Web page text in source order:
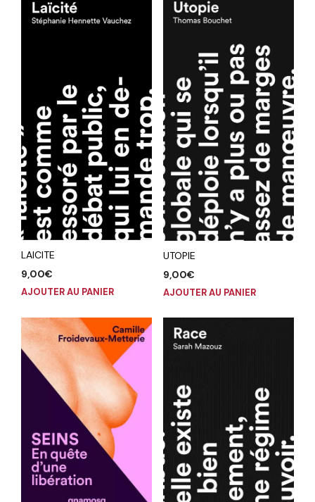
LAICITE
9,00€
AJOUTER AU PANIER
UTOPIE
9,00€
AJOUTER AU PANIER